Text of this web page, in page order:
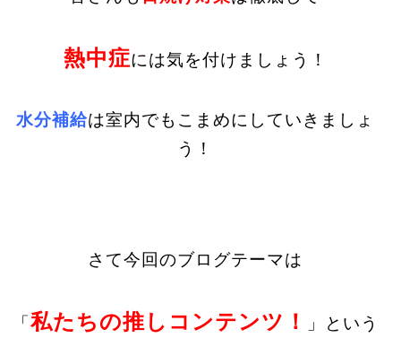
熱中症には気を付けましょう！
水分補給は室内でもこまめにしていきましょ
う！
さて今回のブログテーマは
「 私たちの推しコンテンツ！
」という